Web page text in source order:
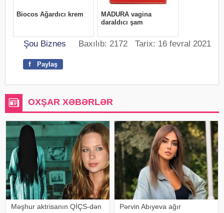
Şou Biznes Baxılıb: 2172 Tarix: 16 fevral 2021
f Paylaş
OXŞAR XƏBƏRLƏR
Məşhur aktrisanın QİÇS-dən
Pərvin Abıyeva ağır